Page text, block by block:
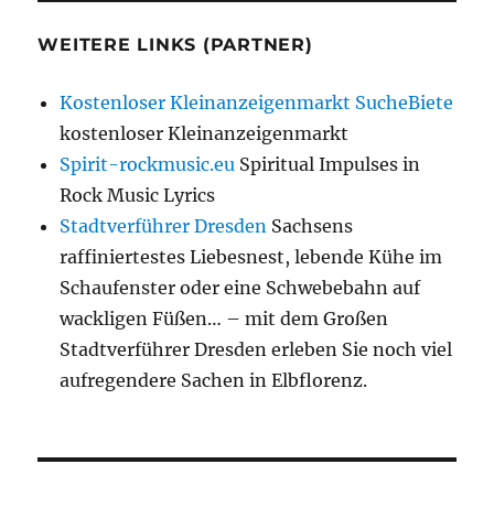
WEITERE LINKS (PARTNER)
Kostenloser Kleinanzeigenmarkt SucheBiete
kostenloser Kleinanzeigenmarkt
Spirit-rockmusic.eu Spiritual Impulses in
Rock Music Lyrics
Stadtverführer Dresden Sachsens
raffiniertestes Liebesnest, lebende Kühe im
Schaufenster oder eine Schwebebahn auf
wackligen Füßen… – mit dem Großen
Stadtverführer Dresden erleben Sie noch viel
aufregendere Sachen in Elbflorenz.